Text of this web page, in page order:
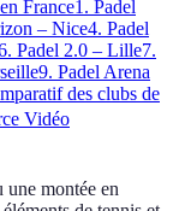
France1. Padel
– Nice4. Padel
Padel 2.0 – Lille7.
9. Padel Arena
des clubs de
Vidéo
une montée en